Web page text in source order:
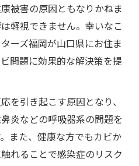
被害の原因ともなりかねま
軽視できません。幸いなこ
ーズ福岡が山口県にお住ま
問題に効果的な解決策を提
を引き起こす原因となり、
炎などの呼吸器系の問題を
また、健康な方でもカビか
れることで感染症のリスク